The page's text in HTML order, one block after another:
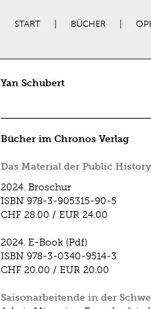
START BÜCHER
Yan Schubert
Bücher im Chronos Verlag
Das Material der Public
2024. Broschur
ISBN 978-3-905315-90-5
CHF 28.00 / EUR 24.00
2024. E-Book (Pdf)
ISBN 978-3-0340-9514-3
CHF 20.00 / EUR 20.00
Saisonarbeitende in der